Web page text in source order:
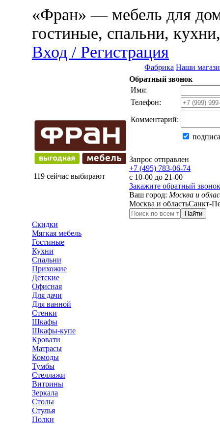
«Фран» — мебель для
гостиные, спальни,
Вход / Регистрация
Фабрика Наши
119 сейчас выбирают
Обратный звонок
Имя:
Телефон:
Комментарий:
Запрос отправлен
+7 (495) 783-06-74
с 10-00 до 21-00
Закажите обратный звонок
Ваш город: Москва и
Москва и областьСанкт-
Найти
Скидки
Мягкая мебель
Гостиные
Кухни
Спальни
Прихожие
Детские
Офисная
Для дачи
Для ванной
Стенки
Шкафы
Шкафы-купе
Кровати
Матрасы
Комоды
Тумбы
Стеллажи
Витрины
Зеркала
Столы
Стулья
Полки